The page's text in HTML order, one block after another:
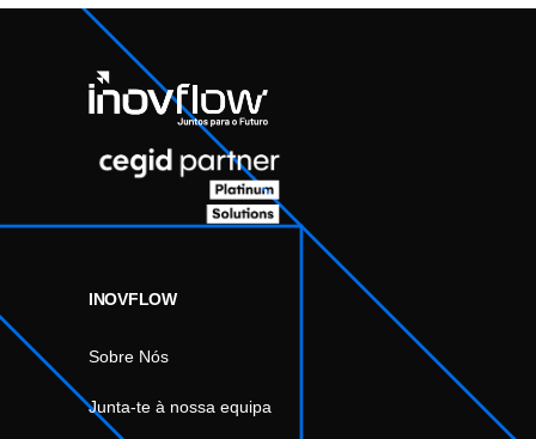
INOVFLOW
Sobre Nós
Junta-te à nossa equipa